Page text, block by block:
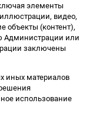
элементы
видео,
объекты (контент),
Администрации или
заключены
иных материалов
использование